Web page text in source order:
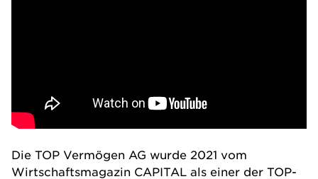
Die TOP Vermögen AG wurde 2021 vom
Wirtschaftsmagazin CAPITAL als einer der TOP-